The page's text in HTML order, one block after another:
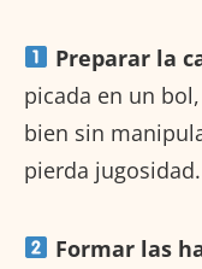
Preparar la
picada en un
bien sin
pierda jugosidad.
Formar las